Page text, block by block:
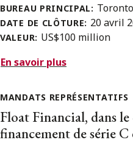
BUREAU PRINCIPAL: Toronto
DATE DE CLÔTURE: 20 avril
VALEUR: US$100 million
En savoir plus
MANDATS REPRÉSENTATIFS
Float Financial, dans
financement de série